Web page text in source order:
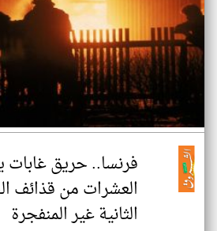
فرنسا.. حريق
العشرات من قذائف
الثانية غير المنفجرة